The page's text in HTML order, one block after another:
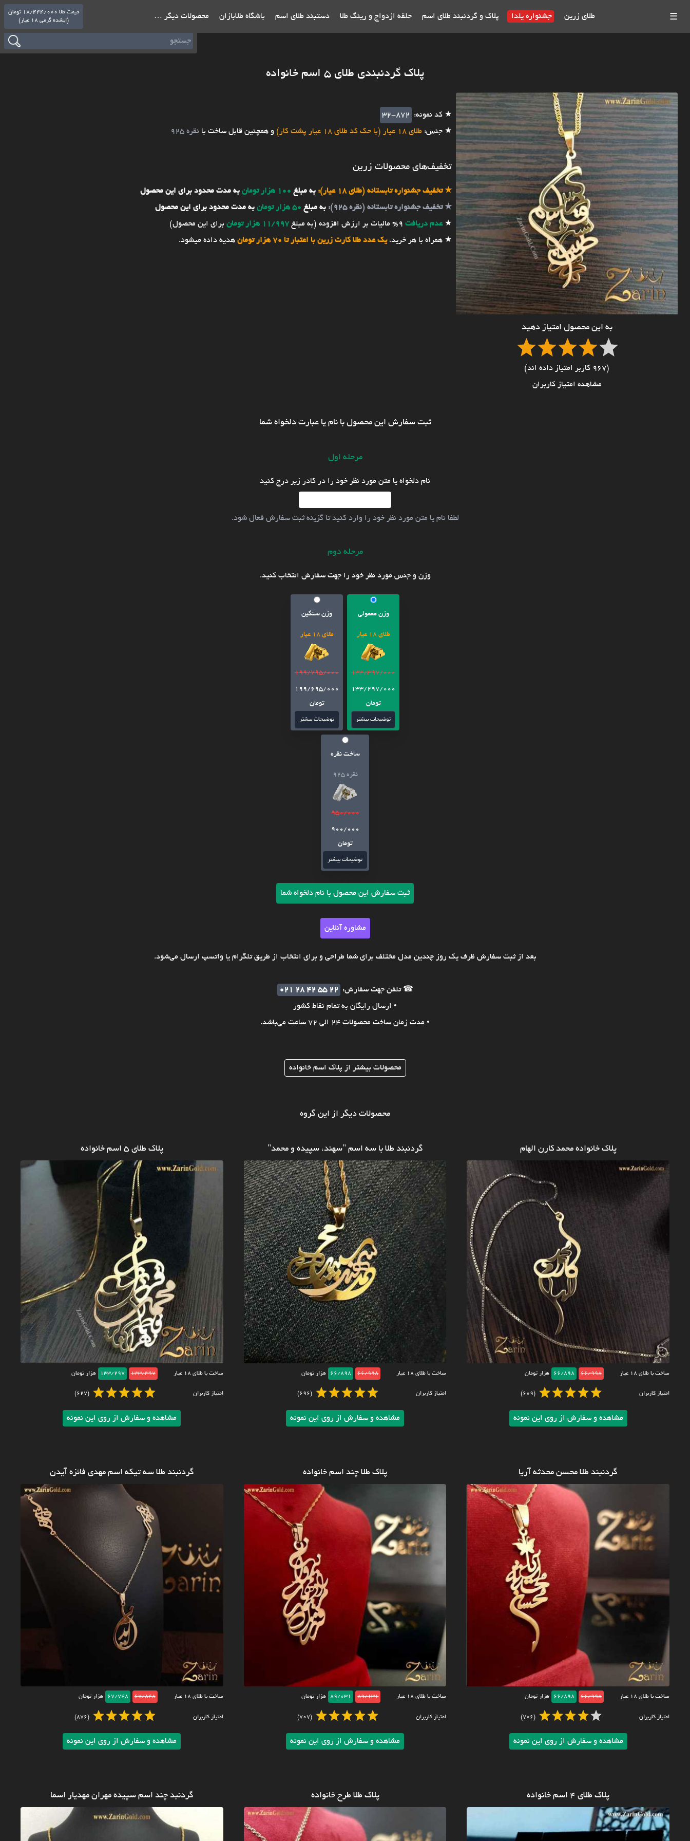
☰ طلای زرین جشنواره یلدا پلاک و گردنبند طلای اسم حلقه ازدواج و رینگ طلا دستبند طلای اسم باشگاه طلابازان محصولات دیگر …
قیمت طلا 18/444/000 تومان
(ابشده گرمی 18 عیار)
پلاک گردنبندی طلای ۵ اسم خانواده
به این محصول امتیاز دهید
(967 کاربر امتیاز داده اند)
مشاهده امتیاز کاربران
★ کد نمونه:
32-872
★ جنس: طلای 18 عیار (با حک کد طلای 18 عیار پشت کار) و همچنین قابل ساخت با نقره 925
تخفیف‌های محصولات زرین
★تخفیف جشنواره تابستانه (طلای 18 عیار): به مبلغ 100 هزار تومان
به مدت محدود برای این محصول
★تخفیف جشنواره تابستانه (نقره 925): به مبلغ 50 هزار تومان
به مدت محدود برای این محصول
★عدم دریافت 9% مالیات بر ارزش افزوده (به مبلغ 11/997 هزار تومان
برای این محصول)
★ همراه با هر خرید،یک عدد طلا کارت زرین با اعتبار تا 70 هزار تومان هدیه داده میشود.
ثبت سفارش این محصول با نام یا عبارت دلخواه شما
مرحله اول
نام دلخواه یا متن مورد نظر خود را در کادر زیر درج کنید
لطفا نام یا متن مورد نظر خود را وارد کنید تا گزینه ثبت سفارش فعال شود.
مرحله دوم
وزن و جنس مورد نظر خود را جهت سفارش انتخاب کنید.
وزن معمولی
طلای 18 عیار
133/397/000
133/297/000
تومان
توضیحات بیشتر
وزن سنگین
طلای 18 عیار
199/795/000
199/695/000
تومان
توضیحات بیشتر
ساخت نقره
نقره 925
950/000
900/000
تومان
توضیحات بیشتر
ثبت سفارش این محصول با نام دلخواه شما
مشاوره آنلاین
بعد از ثبت سفارش ظرف یک روز چندین مدل مختلف برای شما طراحی و برای انتخاب از طریق تلگرام یا واتسپ ارسال می‌شود.
☎ تلفن جهت سفارش:
021 28 42 55 22
• ارسال رایگان به تمام نقاط کشور
• مدت زمان ساخت محصولات 24 الی 72 ساعت می‌باشد.
محصولات بیشتر از پلاک اسم خانواده
محصولات دیگر از این گروه
پلاک خانواده محمد کارن الهام
ساخت با طلای ۱۸ عیار 66/998
66/898 هزار تومان
امتیاز کاربران (609)
مشاهده و سفارش از روی این نمونه
گردنبند طلا با سه اسم "سهند، سپیده و محمد"
ساخت با طلای ۱۸ عیار 66/998
66/898 هزار تومان
امتیاز کاربران (696)
مشاهده و سفارش از روی این نمونه
پلاک طلای ۵ اسم خانواده
ساخت با طلای ۱۸ عیار 133/397
133/297 هزار تومان
امتیاز کاربران (627)
مشاهده و سفارش از روی این نمونه
گردنبند طلا محسن محدثه آریا
ساخت با طلای ۱۸ عیار 66/998
66/898 هزار تومان
امتیاز کاربران (706)
مشاهده و سفارش از روی این نمونه
پلاک طلا چند اسم خانواده
ساخت با طلای ۱۸ عیار 89/131
89/031 هزار تومان
امتیاز کاربران (707)
مشاهده و سفارش از روی این نمونه
گردنبند طلا سه تیکه اسم مهدی فائزه آیدن
ساخت با طلای ۱۸ عیار 67/848
67/748 هزار تومان
امتیاز کاربران (876)
مشاهده و سفارش از روی این نمونه
پلاک طلای 4 اسم خانواده پلاک طلا طرح خانواده گردنبد چند اسم سپیده مهران مهدیار اسما